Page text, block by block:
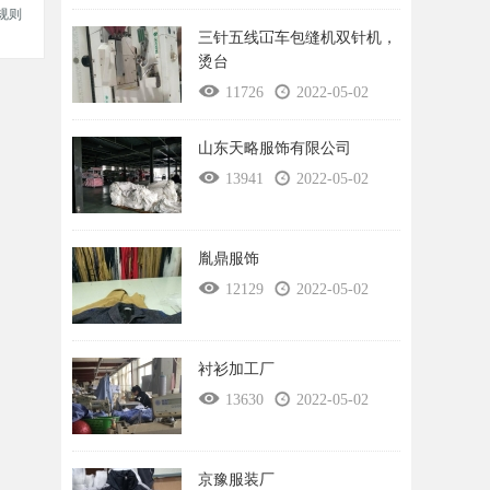
则
三针五线冚车包缝机双针机，
烫台
11726
2022-05-02
山东天略服饰有限公司
13941
2022-05-02
胤鼎服饰
12129
2022-05-02
衬衫加工厂
13630
2022-05-02
京豫服装厂